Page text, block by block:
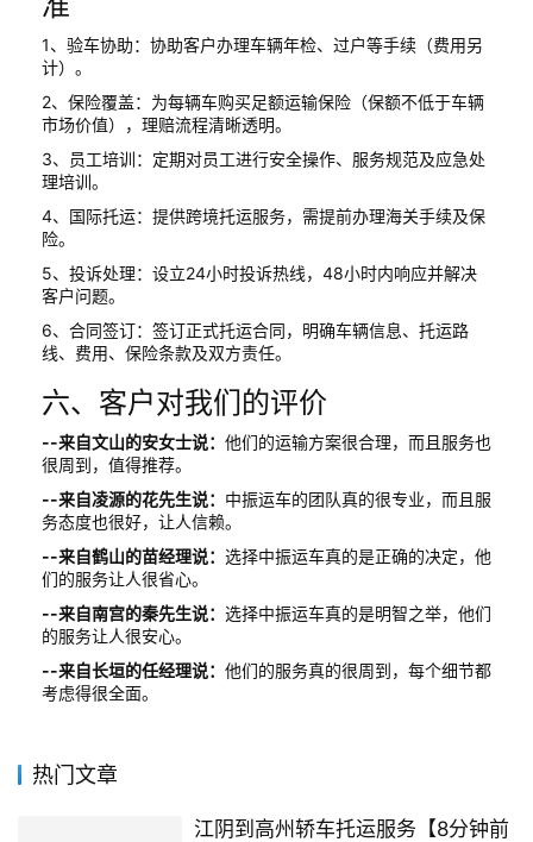
1、验车协助：协助客户办理车辆年检、过户等手续（费用另
计）。
2、保险覆盖：为每辆车购买足额运输保险（保额不低于车辆
市场价值），理赔流程清晰透明。
3、员工培训：定期对员工进行安全操作、服务规范及应急处
理培训。
4、国际托运：提供跨境托运服务，需提前办理海关手续及保
险。
5、投诉处理：设立24小时投诉热线，48小时内响应并解决
客户问题。
6、合同签订：签订正式托运合同，明确车辆信息、托运路
线、费用、保险条款及双方责任。
六、客户对我们的评价
--来自文山的安女士说： 他们的运输方案很合理，而且服务也
很周到，值得推荐。
--来自凌源的花先生说： 中振运车的团队真的很专业，而且服
务态度也很好，让人信赖。
--来自鹤山的苗经理说： 选择中振运车真的是正确的决定，他
们的服务让人很省心。
--来自南宫的秦先生说： 选择中振运车真的是明智之举，他们
的服务让人很安心。
--来自长垣的任经理说： 他们的服务真的很周到，每个细节都
考虑得很全面。
热门文章
江阴到高州轿车托运服务【8分钟前